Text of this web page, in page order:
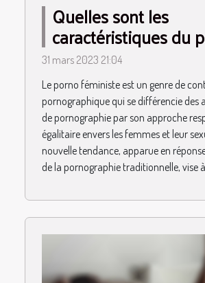
Quelles sont les
caractéristiques du
féministe ?
31 mars 2023 21:04
Le porno féministe est un genre de
pornographique qui se différencie des
de pornographie par son approche
égalitaire envers les femmes et leur
nouvelle tendance, apparue en
de la pornographie traditionnelle, vise